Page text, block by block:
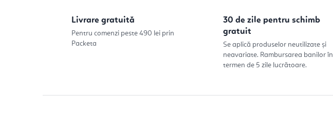
Livrare gratuită
Pentru comenzi peste 490 lei prin
Packeta
30 de zile pentru schimb
gratuit
Se aplică produselor neutilizate și
neavariate. Rambursarea banilor în
termen de 5 zile lucrătoare.